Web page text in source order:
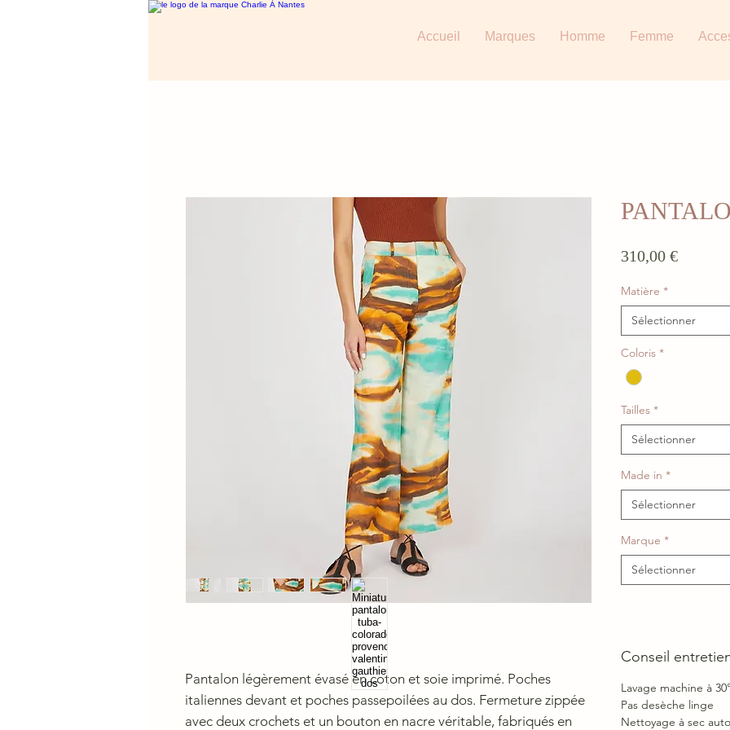
Accueil Marques Homme Femme
Pantalon légèrement évasé en coton et soie imprimé. Poches
italiennes devant et poches passepoilées au dos. Fermeture zippée
avec deux crochets et un bouton en nacre véritable, fabriqués en
310,00 €Prix
Matière *
Sélectionner
Coloris *
Tailles *
Sélectionner
Made in *
Sélectionner
Marque *
Sélectionner
Conseil
Lavage machine à 30°
Pas desèche linge
Nettoyage à sec